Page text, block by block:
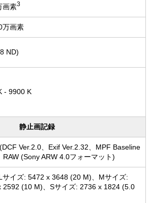
画素3
万画素
ND)
- 9900 K
静止画記録
Ver.2.0、Exif Ver.2.32、MPF Baseline
RAW (Sony ARW 4.0フォーマット)
サイズ: 5472 x 3648 (20 M)、Mサイズ:
2592 (10 M)、Sサイズ: 2736 x 1824 (5.0